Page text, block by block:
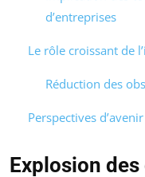
d’entreprises
Le rôle croissant de
Réduction des
Perspectives
Explosion